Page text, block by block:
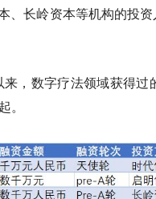
、长岭资本等机构的投
，数字疗法领域获得